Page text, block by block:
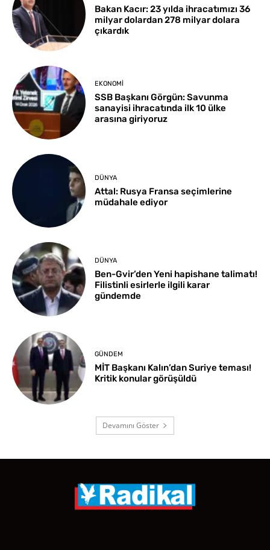
Bakan Kacır: 23 yılda ihracatımızı 36
milyar dolardan 278 milyar dolara
çıkardık
EKONOMI
SSB Başkanı Görgün: Savunma
sanayisi ihracatında ilk 10 ülke
arasına giriyoruz
DÜNYA
Attal: Rusya Fransa seçimlerine
müdahale ediyor
DÜNYA
Ben-Gvir’den Yeni hapishane talimatı!
Filistinli esirlerle ilgili karar
gündemde
GÜNDEM
MİT Başkanı Kalın’dan Suriye teması!
Kritik konular görüşüldü
Devamını Göster